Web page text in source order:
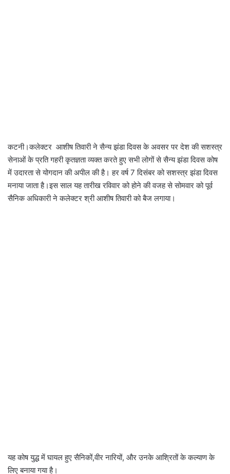
कटनी।कलेक्टर आशीष तिवारी ने सैन्य झंडा दिवस के अवसर पर देश की सशस्त्र
सेनाओं के प्रति गहरी कृतज्ञता व्यक्त करते हुए सभी लोगों से सैन्य झंडा दिवस कोष
में उदारता से योगदान की अपील की है। हर वर्ष 7 दिसंबर को सशस्त्र झंडा दिवस
मनाया जाता है।इस साल यह तारीख रविवार को होने की वजह से सोमवार को पूर्व
सैनिक अधिकारी ने कलेक्टर श्री आशीष तिवारी को बैज लगाया।
यह कोष युद्ध में घायल हुए सैनिकों,वीर नारियों, और उनके आश्रितों के कल्याण के
लिए बनाया गया है।